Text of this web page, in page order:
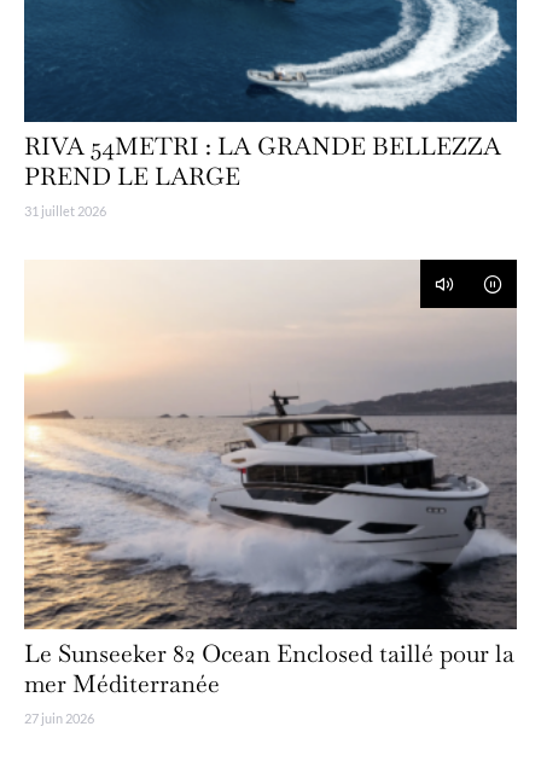
RIVA 54METRI : LA GRANDE BELLEZZA
PREND LE LARGE
31 juillet 2026
Le Sunseeker 82 Ocean Enclosed taillé pour la
mer Méditerranée
27 juin 2026